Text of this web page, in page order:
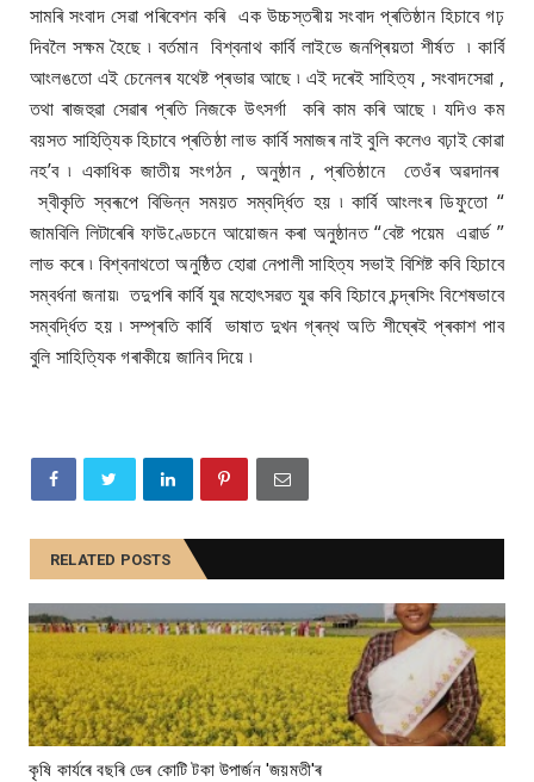
সামৰি সংবাদ সেৱা পৰিবেশন কৰি এক উচ্চস্তৰীয় সংবাদ প্ৰতিষ্ঠান হিচাবে গঢ়
দিবলৈ সক্ষম হৈছে ৷ বৰ্তমান বিশ্বনাথ কাৰ্বি লাইভে জনপ্ৰিয়তা শীৰ্ষত ৷ কাৰ্বি
আংলঙতো এই চেনেলৰ যথেষ্ট প্ৰভাৱ আছে ৷ এই দৰেই সাহিত্য , সংবাদসেৱা ,
তথা ৰাজহুৱা সেৱাৰ প্ৰতি নিজকে উৎসৰ্গা কৰি কাম কৰি আছে ৷ যদিও কম
বয়সত সাহিত্যিক হিচাবে প্ৰতিষ্ঠা লাভ কাৰ্বি সমাজৰ নাই বুলি কলেও বঢ়াই কোৱা
নহ’ব ৷ একাধিক জাতীয় সংগঠন , অনুষ্ঠান , প্ৰতিষ্ঠানে তেওঁৰ অৱদানৰ
স্বীকৃতি স্বৰূপে বিভিন্ন সময়ত সম্বৰ্দ্ধিত হয় ৷ কাৰ্বি আংলংৰ ডিফুতো “
জামবিলি লিটাৰেৰি ফাউণ্ডেচনে আয়োজন কৰা অনুষ্ঠানত “বেষ্ট পয়েম এৱাৰ্ড ”
লাভ কৰে ৷ বিশ্বনাথতো অনুষ্ঠিত হোৱা নেপালী সাহিত্য সভাই বিশিষ্ট কবি হিচাবে
সম্বৰ্ধনা জনায়৷ তদুপৰি কাৰ্বি যুৱ মহোৎসৱত যুৱ কবি হিচাবে চন্দ্ৰসিং বিশেষভাবে
সম্বৰ্দ্ধিত হয় ৷ সম্প্ৰতি কাৰ্বি ভাষাত দুখন গ্ৰন্থ অতি শীঘ্ৰেই প্ৰকাশ পাব
বুলি সাহিত্যিক গৰাকীয়ে জানিব দিয়ে ৷
RELATED POSTS
কৃষি কাৰ্যৰে বছৰি ডেৰ কোটি টকা উপার্জন 'জয়মতী'ৰ